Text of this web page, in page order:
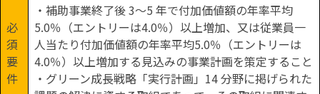
必
須
要
件
・補助事業終了後 3～5 年で付加価値額の年率平均
5.0％（エントリーは4.0％）以上増加、又は従業員一
人当たり付加価値額の年率平均5.0％（エントリーは
4.0％）以上増加する見込みの事業計画を策定すること
・グリーン成長戦略「実行計画」14 分野に掲げられた